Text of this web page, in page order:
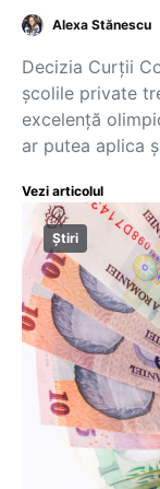
Alexa Stănescu
Decizia Curții
școlile private
excelență
ar putea aplica
Vezi articolul
Știri